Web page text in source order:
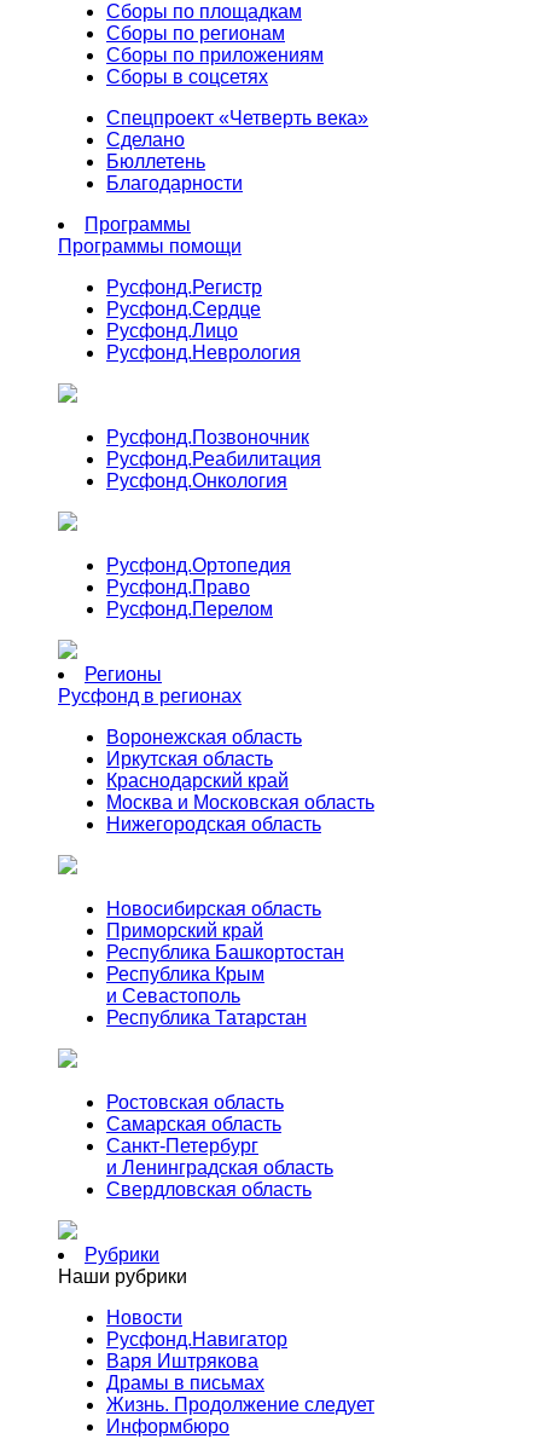
Сборы по площадкам
Сборы по регионам
Сборы по приложениям
Сборы в соцсетях
Спецпроект «Четверть века»
Сделано
Бюллетень
Благодарности
Программы
Программы помощи
Русфонд.Регистр
Русфонд.Сердце
Русфонд.Лицо
Русфонд.Неврология
Русфонд.Позвоночник
Русфонд.Реабилитация
Русфонд.Онкология
Русфонд.Ортопедия
Русфонд.Право
Русфонд.Перелом
Регионы
Русфонд в регионах
Воронежская область
Иркутская область
Краснодарский край
Москва и Московская область
Нижегородская область
Новосибирская область
Приморский край
Республика Башкортостан
Республика Крым
и Севастополь
Республика Татарстан
Ростовская область
Самарская область
Санкт-Петербург
и Ленинградская область
Свердловская область
Рубрики
Наши рубрики
Новости
Русфонд.Навигатор
Варя Иштрякова
Драмы в письмах
Жизнь. Продолжение следует
Информбюро